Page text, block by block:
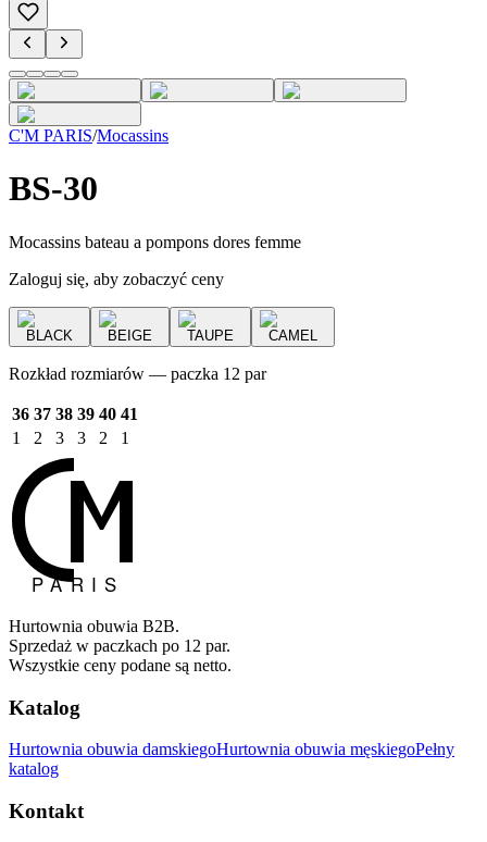
C'M PARIS/Mocassins
BS-30
Mocassins bateau a pompons dores femme
Zaloguj się, aby zobaczyć ceny
BLACK BEIGE TAUPE CAMEL
Rozkład rozmiarów — paczka 12 par
36 37 38 39 40 41
1
2 3 3 2 1
Hurtownia obuwia B2B.
Sprzedaż w paczkach po 12 par.
Wszystkie ceny podane są netto.
Katalog
Hurtownia obuwia damskiegoHurtownia obuwia męskiegoPełny
katalog
Kontakt